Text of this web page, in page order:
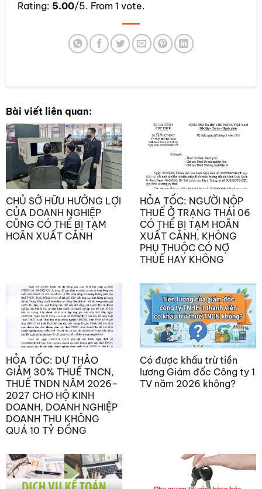
SUBMIT RATING
Rating: 5.00/5. From 1 vote.
Bài viết liên quan:
CHỦ SỞ HỮU HƯỞNG LỢI
CỦA DOANH NGHIỆP
CŨNG CÓ THỂ BỊ TẠM
HOÃN XUẤT CẢNH
HỎA TỐC: NGƯỜI NỘP
THUẾ Ở TRẠNG THÁI 06
CÓ THỂ BỊ TẠM HOÃN
XUẤT CẢNH, KHÔNG
PHỤ THUỘC CÓ NỢ
THUẾ HAY KHÔNG
HỎA TỐC: DỰ THẢO
GIẢM 30% THUẾ TNCN,
THUẾ TNDN NĂM 2026–
2027 CHO HỘ KINH
DOANH, DOANH NGHIỆP
DOANH THU KHÔNG
QUÁ 10 TỶ ĐỒNG
Có được khấu trừ tiền
lương Giám đốc Công ty 1
TV năm 2026 không?